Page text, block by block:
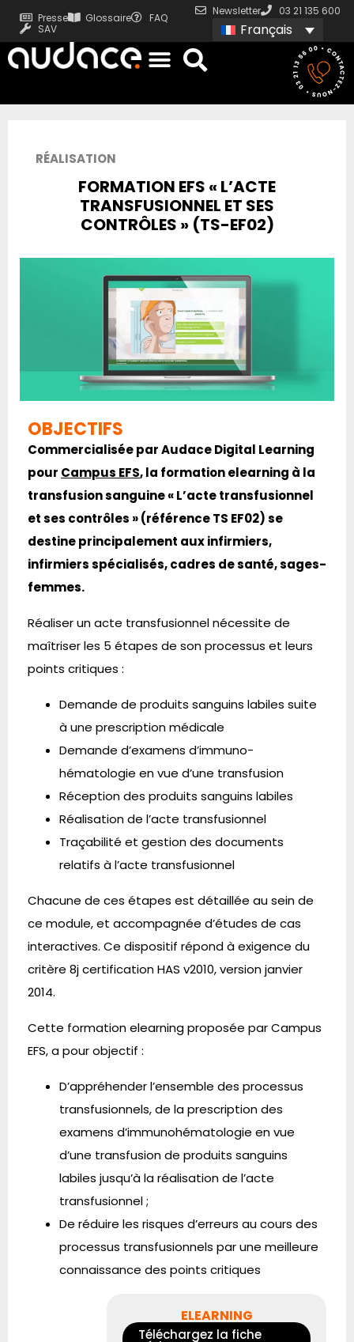
Presse Glossaire
FAQ
SAV
Newsletter 03 21 135 600
Français
RÉALISATION
FORMATION EFS « L’ACTE
TRANSFUSIONNEL ET SES
CONTRÔLES » (TS-EF02)
OBJECTIFS
Commercialisée par Audace Digital Learning
pour Campus EFS, la formation elearning à la
transfusion sanguine « L’acte transfusionnel
et ses contrôles » (référence TS EF02) se
destine principalement aux infirmiers,
infirmiers spécialisés, cadres de santé, sages-
femmes.
Réaliser un acte transfusionnel nécessite de
maîtriser les 5 étapes de son processus et leurs
points critiques :
Demande de produits sanguins labiles suite
à une prescription médicale
Demande d’examens d’immuno-
hématologie en vue d’une transfusion
Réception des produits sanguins labiles
Réalisation de l’acte transfusionnel
Traçabilité et gestion des documents
relatifs à l’acte transfusionnel
Chacune de ces étapes est détaillée au sein de
ce module, et accompagnée d’études de cas
interactives. Ce dispositif répond à exigence du
critère 8j certification HAS v2010, version janvier
2014.
Cette formation elearning proposée par Campus
EFS, a pour objectif :
D’appréhender l’ensemble des processus
transfusionnels, de la prescription des
examens d’immunohématologie en vue
d’une transfusion de produits sanguins
labiles jusqu’à la réalisation de l’acte
transfusionnel ;
De réduire les risques d’erreurs au cours des
processus transfusionnels par une meilleure
connaissance des points critiques
ELEARNING
Téléchargez la fiche